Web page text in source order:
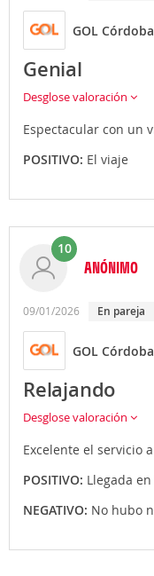
GOL
Genial
Desglose valoración
Espectacular con un
POSITIVO: El viaje
10
ANÓNIMO
09/01/2026 en pareja
GOL
Relajando
Desglose valoración
Excelente el servicio
POSITIVO: Llegada
NEGATIVO: No hubo